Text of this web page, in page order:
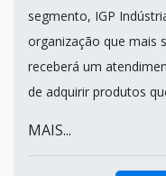
segmento, IGP
organização que mais
receberá um
de adquirir produtos
MAIS...